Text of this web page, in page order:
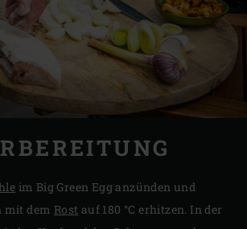
im Big Green Egg anzünden und
mit dem Rost auf 180 °C erhitzen. In der